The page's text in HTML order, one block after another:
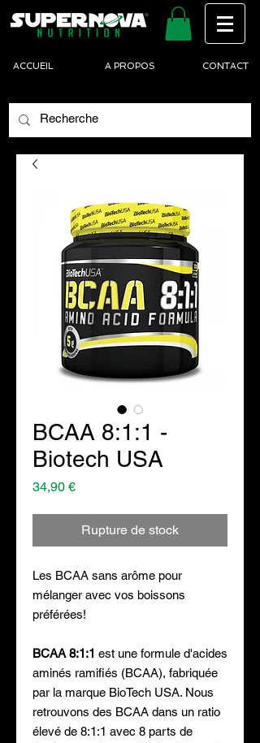
ACCUEIL A PROPOS CONTACT
BCAA 8:1:1 -
Biotech USA
34,90 €Prix
Rupture de stock
Les BCAA sans arôme pour
mélanger avec vos boissons
préférées!
BCAA 8:1:1 est une formule d'acides
aminés ramifiés (BCAA), fabriquée
par la marque BioTech USA. Nous
retrouvons des BCAA dans un ratio
élevé de 8:1:1 avec 8 parts de